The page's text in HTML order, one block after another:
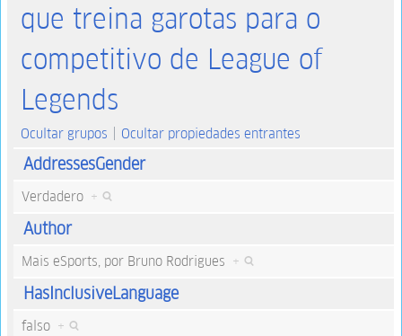
que treina garotas para o
competitivo de League of
Legends
Ocultar grupos Ocultar propiedades entrantes
AddressesGender
Verdadero +
Author
Mais eSports, por Bruno Rodrigues +
HasInclusiveLanguage
falso +